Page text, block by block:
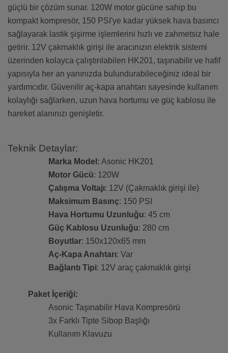
güçlü bir çözüm sunar. 120W motor gücüne sahip bu
kompakt kompresör, 150 PSI'ye kadar yüksek hava basıncı
sağlayarak lastik şişirme işlemlerini hızlı ve zahmetsiz hale
getirir. 12V çakmaklık girişi ile aracınızın elektrik sistemi
üzerinden kolayca çalıştırılabilen HK201, taşınabilir ve hafif
yapısıyla her an yanınızda bulundurabileceğiniz ideal bir
yardımcıdır. Güvenilir aç-kapa anahtarı sayesinde kullanım
kolaylığı sağlarken, uzun hava hortumu ve güç kablosu ile
hareket alanınızı genişletir.
Teknik Detaylar:
Marka Model: Asonic HK201
Motor Gücü: 120W
Çalışma Voltajı: 12V (Çakmaklık girişi ile)
Maksimum Basınç: 150 PSI
Hava Hortumu Uzunluğu: 45 cm
Güç Kablosu Uzunluğu: 280 cm
Boyutlar: 150x120x65 mm
Aç-Kapa Anahtarı: Var
Bağlantı Tipi: 12V araç çakmaklık girişi
Paket İçeriği:
Asonic Taşınabilir Hava Kompresörü
3x Farklı Tipte Sibop Başlığı
Kullanım Klavuzu